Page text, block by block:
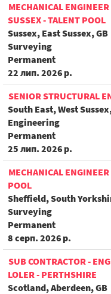
MECHANICAL
SUSSEX - TALENT POOL
Sussex, East Sussex, GB
Surveying
Permanent
22 лип. 2026 р.
SENIOR STRUCTURAL
South East, West
Engineering
Permanent
25 лип. 2026 р.
MECHANICAL
POOL
Sheffield, South
Surveying
Permanent
8 серп. 2026 р.
SUB CONTRACTOR -
LOLER - PERTHSHIRE
Scotland, Aberdeen, GB